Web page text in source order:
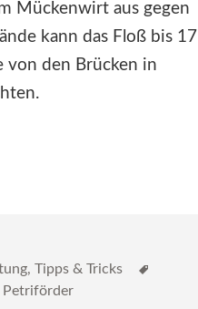
Mückenwirt aus gegen
kann das Floß bis 17
von den Brücken in
,Tipps & Tricks
Petriförder